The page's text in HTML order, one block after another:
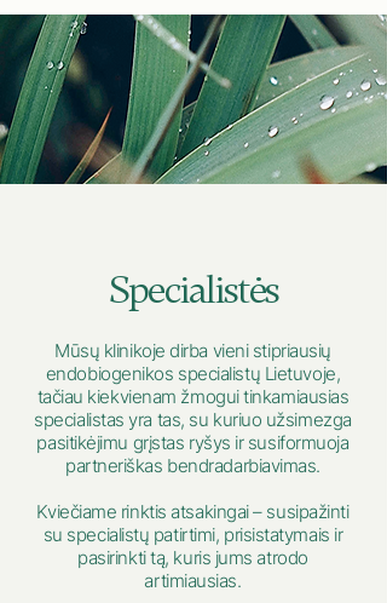
Specialistės
Mūsų klinikoje dirba vieni stipriausių
endobiogenikos specialistų Lietuvoje,
tačiau kiekvienam žmogui tinkamiausias
specialistas yra tas, su kuriuo užsimezga
pasitikėjimu grįstas ryšys ir susiformuoja
partneriškas bendradarbiavimas.
Kviečiame rinktis atsakingai – susipažinti
su specialistų patirtimi, prisistatymais ir
pasirinkti tą, kuris jums atrodo
artimiausias.